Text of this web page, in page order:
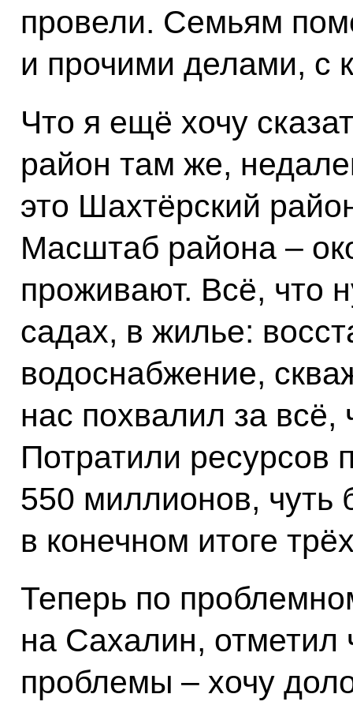
провели. Семьям
и прочими делами, с
Что я ещё хочу
район там же,
это Шахтёрский
Масштаб района –
проживают. Всё, что
садах, в жилье:
водоснабжение,
нас похвалил за
Потратили ресурсов
550 миллионов, чуть
в конечном итоге
Теперь по
на Сахалин, отметил
проблемы – хочу